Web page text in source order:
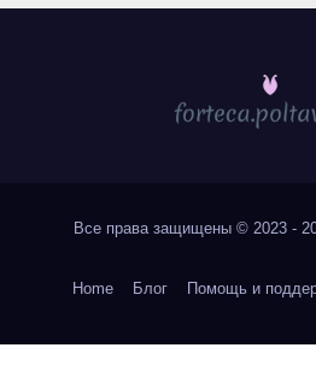
Все права защищены © 2023 -
Home Блог Помощь и